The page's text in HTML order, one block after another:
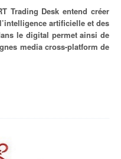
Trading Desk entend créer
artificielle et des
le digital permet ainsi de
media cross-platform de